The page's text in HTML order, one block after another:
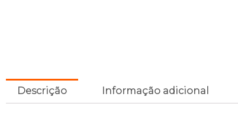
Descrição Informação adicional